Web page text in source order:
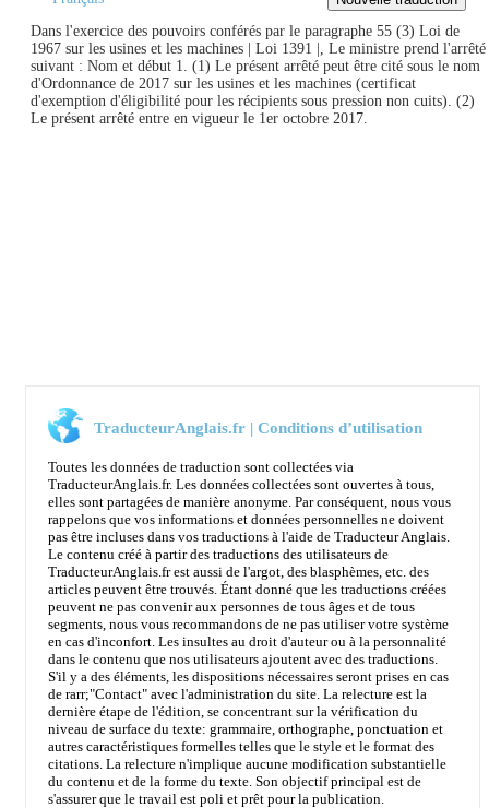
Dans l'exercice des pouvoirs conférés par le paragraphe 55 (3) Loi de
1967 sur les usines et les machines | Loi 1391 |, Le ministre prend l'arrêté
suivant : Nom et début 1. (1) Le présent arrêté peut être cité sous le nom
d'Ordonnance de 2017 sur les usines et les machines (certificat
d'exemption d'éligibilité pour les récipients sous pression non cuits). (2)
Le présent arrêté entre en vigueur le 1er octobre 2017.
TraducteurAnglais.fr | Conditions d’utilisation
Toutes les données de traduction sont collectées via
TraducteurAnglais.fr. Les données collectées sont ouvertes à tous,
elles sont partagées de manière anonyme. Par conséquent, nous vous
rappelons que vos informations et données personnelles ne doivent
pas être incluses dans vos traductions à l'aide de Traducteur Anglais.
Le contenu créé à partir des traductions des utilisateurs de
TraducteurAnglais.fr est aussi de l'argot, des blasphèmes, etc. des
articles peuvent être trouvés. Étant donné que les traductions créées
peuvent ne pas convenir aux personnes de tous âges et de tous
segments, nous vous recommandons de ne pas utiliser votre système
en cas d'inconfort. Les insultes au droit d'auteur ou à la personnalité
dans le contenu que nos utilisateurs ajoutent avec des traductions.
S'il y a des éléments, les dispositions nécessaires seront prises en cas
de rarr;"Contact" avec l'administration du site. La relecture est la
dernière étape de l'édition, se concentrant sur la vérification du
niveau de surface du texte: grammaire, orthographe, ponctuation et
autres caractéristiques formelles telles que le style et le format des
citations. La relecture n'implique aucune modification substantielle
du contenu et de la forme du texte. Son objectif principal est de
s'assurer que le travail est poli et prêt pour la publication.